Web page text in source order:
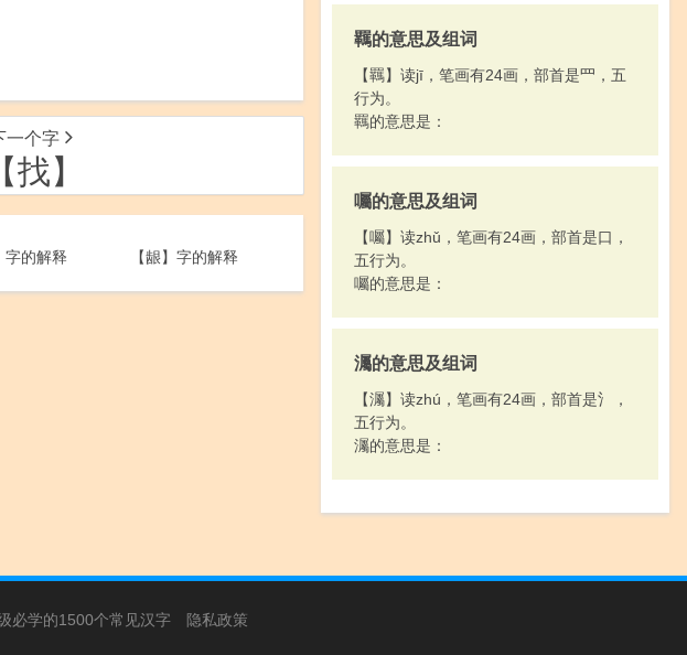
一个字
【找】
字的解释 【龈】字的解释
羈的意思及组词
【羈】读jī，笔画有24画，部首是罒，五
行为。
羈的意思是：
囑的意思及组词
【囑】读zhǔ，笔画有24画，部首是口，
五行为。
囑的意思是：
灟的意思及组词
【灟】读zhú，笔画有24画，部首是氵，
五行为。
灟的意思是：
必学的1500个常见汉字 隐私政策